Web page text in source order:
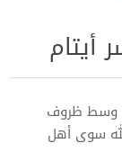
أيتام
وسط ظروف
سوى أهل